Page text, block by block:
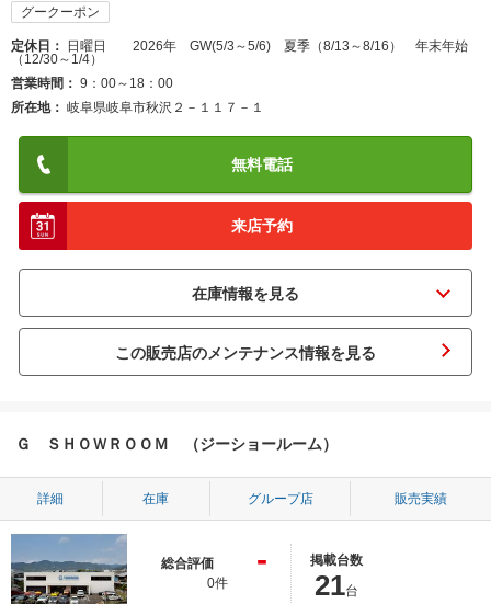
グークーポン
定休日
日曜日 2026年 GW(5/3～5/6) 夏季（8/13～8/16） 年末年始
（12/30～1/4）
営業時間
9：00～18：00
所在地
岐阜県岐阜市秋沢２－１１７－１
無料電話
来店予約
この販売店のメンテナンス情報を見る
Ｇ ＳＨＯＷＲＯＯＭ （ジーショールーム）
詳細 在庫 グループ店 販売実績
総合評価 -
0件
掲載台数
21台